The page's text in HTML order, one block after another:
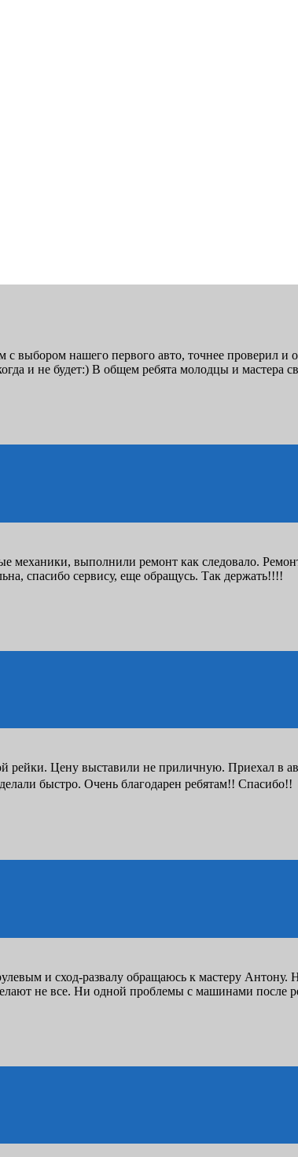
выбором нашего первого авто, точнее проверил
и не будет:) В общем ребята молодцы и мастера
механики, выполнили ремонт как следовало.
спасибо сервису, еще обращусь. Так держать!!!!
Цену выставили не приличную. Приехал в
быстро. Очень благодарен ребятам!! Спасибо!!
и сход-развалу обращаюсь к мастеру
не все. Ни одной проблемы с машинами после